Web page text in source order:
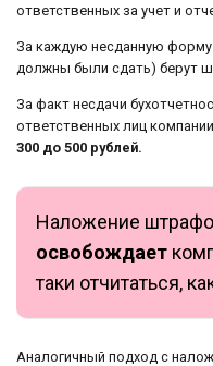
ответственных за учет и
За каждую несданную
должны были сдать) берут
За факт несдачи
ответственных лиц
300 до 500 рублей.
Наложение
освобождает
таки отчитаться,
Аналогичный подход с